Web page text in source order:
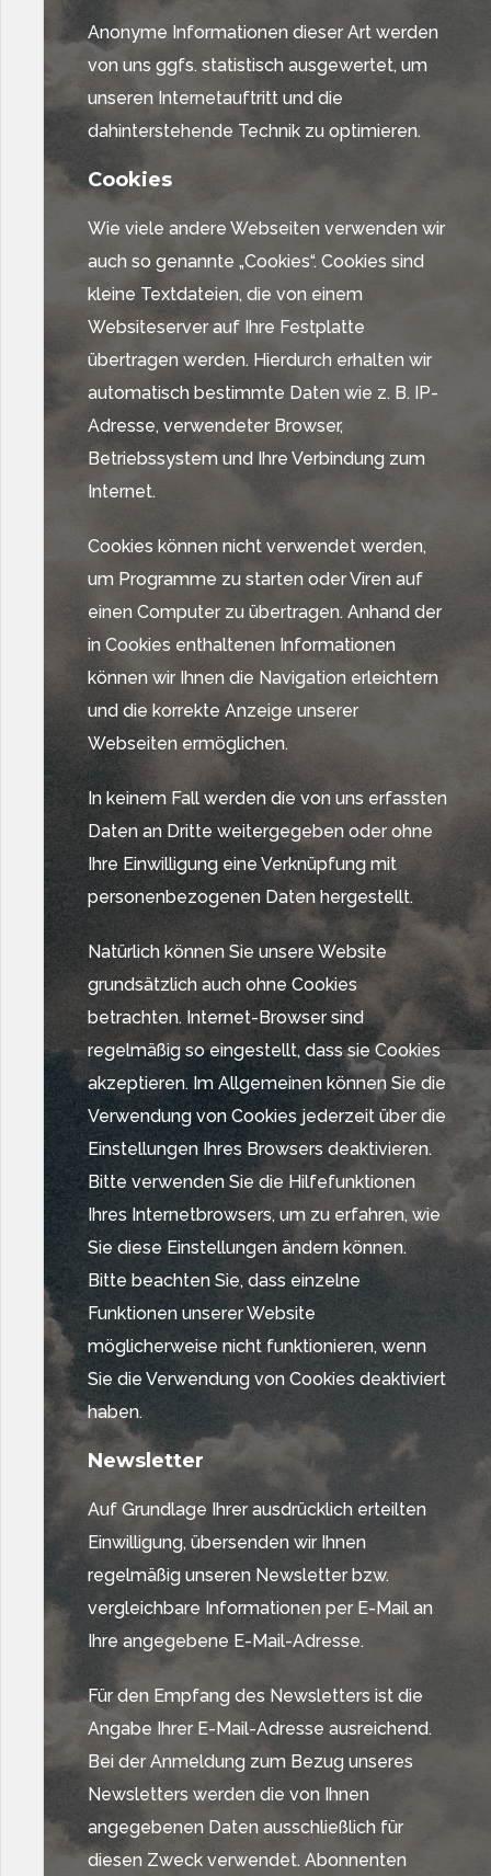
Anonyme Informationen dieser Art werden
von uns ggfs. statistisch ausgewertet, um
unseren Internetauftritt und die
dahinterstehende Technik zu optimieren.
Cookies
Wie viele andere Webseiten verwenden wir
auch so genannte „Cookies“. Cookies sind
kleine Textdateien, die von einem
Websiteserver auf Ihre Festplatte
übertragen werden. Hierdurch erhalten wir
automatisch bestimmte Daten wie z. B. IP-
Adresse, verwendeter Browser,
Betriebssystem und Ihre Verbindung zum
Internet.
Cookies können nicht verwendet werden,
um Programme zu starten oder Viren auf
einen Computer zu übertragen. Anhand der
in Cookies enthaltenen Informationen
können wir Ihnen die Navigation erleichtern
und die korrekte Anzeige unserer
Webseiten ermöglichen.
In keinem Fall werden die von uns erfassten
Daten an Dritte weitergegeben oder ohne
Ihre Einwilligung eine Verknüpfung mit
personenbezogenen Daten hergestellt.
Natürlich können Sie unsere Website
grundsätzlich auch ohne Cookies
betrachten. Internet-Browser sind
regelmäßig so eingestellt, dass sie Cookies
akzeptieren. Im Allgemeinen können Sie die
Verwendung von Cookies jederzeit über die
Einstellungen Ihres Browsers deaktivieren.
Bitte verwenden Sie die Hilfefunktionen
Ihres Internetbrowsers, um zu erfahren, wie
Sie diese Einstellungen ändern können.
Bitte beachten Sie, dass einzelne
Funktionen unserer Website
möglicherweise nicht funktionieren, wenn
Sie die Verwendung von Cookies deaktiviert
haben.
Newsletter
Auf Grundlage Ihrer ausdrücklich erteilten
Einwilligung, übersenden wir Ihnen
regelmäßig unseren Newsletter bzw.
vergleichbare Informationen per E-Mail an
Ihre angegebene E-Mail-Adresse.
Für den Empfang des Newsletters ist die
Angabe Ihrer E-Mail-Adresse ausreichend.
Bei der Anmeldung zum Bezug unseres
Newsletters werden die von Ihnen
angegebenen Daten ausschließlich für
diesen Zweck verwendet. Abonnenten